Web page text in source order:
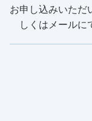
お申し込みいただ
しくはメールに